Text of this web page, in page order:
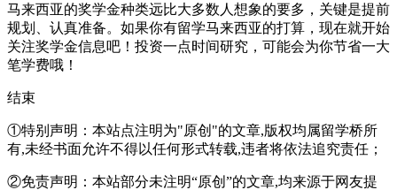
马来西亚的奖学金种类远比大多数人想象的要多，关键是提前
规划、认真准备。如果你有留学马来西亚的打算，现在就开始
关注奖学金信息吧！投资一点时间研究，可能会为你节省一大
笔学费哦！
结束
①特别声明：本站点注明为"原创"的文章,版权均属留学桥所
有,未经书面允许不得以任何形式转载,违者将依法追究责任；
②免责声明：本站部分未注明“原创”的文章,均来源于网友提